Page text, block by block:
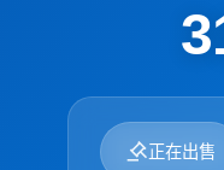
正在出售